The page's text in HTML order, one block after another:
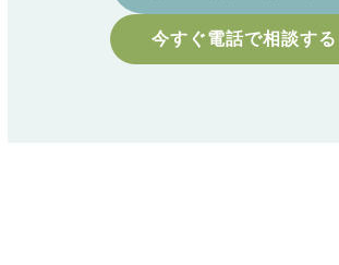
今すぐ電話で相談する